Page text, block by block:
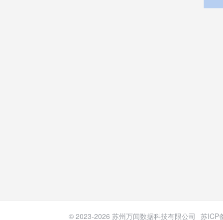
© 2023-2026 苏州万闻数据科技有限公司 苏ICP